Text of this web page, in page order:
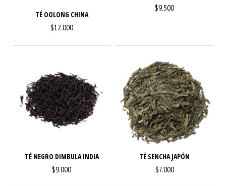
TÉ OOLONG CHINA
$12.000
$9.500
TÉ NEGRO DIMBULA INDIA
$9.000
TÉ SENCHA JAPÓN
$7.000